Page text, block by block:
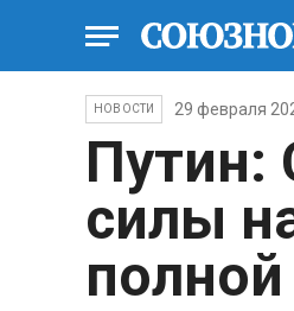
НОВОСТИ 29 февраля
Путин:
силы
полной